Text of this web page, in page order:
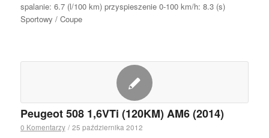
spalanie: 6.7 (l/100 km) przyspieszenie 0-100 km/h: 8.3 (s)
Sportowy / Coupe
Peugeot 508 1,6VTi (120KM) AM6 (2014)
0 Komentarzy / 25 października 2012